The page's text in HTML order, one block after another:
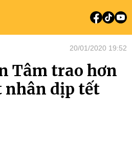
20/01/2020 19:52
Tâm trao hơn
nhân dịp tết